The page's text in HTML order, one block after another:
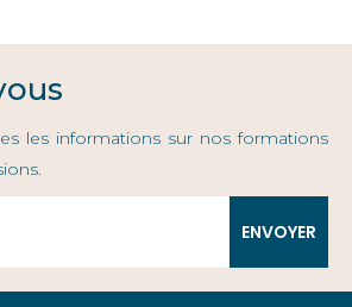
les informations sur nos formations